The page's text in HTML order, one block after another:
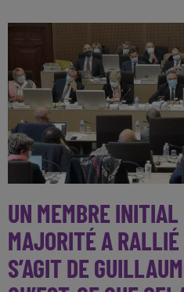
UN MEMBRE INITIAL
MAJORITÉ A
S’AGIT DE